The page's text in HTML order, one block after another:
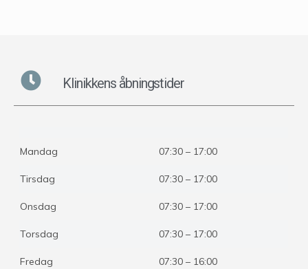
Klinikkens åbningstider
Mandag 07:30 – 17:00
Tirsdag 07:30 – 17:00
Onsdag 07:30 – 17:00
Torsdag 07:30 – 17:00
Fredag 07:30 – 16:00